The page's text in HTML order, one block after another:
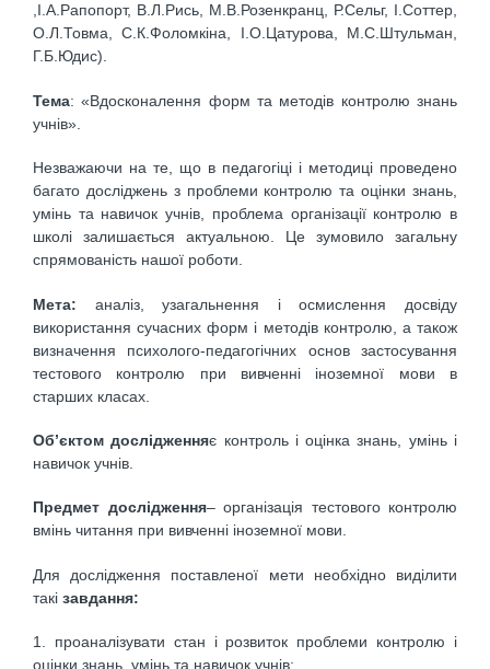
,І.А.Рапопорт, В.Л.Рись, М.В.Розенкранц, Р.Сельг, І.Соттер,
О.Л.Товма, С.К.Фоломкіна, І.О.Цатурова, М.С.Штульман,
Г.Б.Юдис).
Тема: «Вдосконалення форм та методів контролю знань
учнів».
Незважаючи на те, що в педагогіці і методиці проведено
багато досліджень з проблеми контролю та оцінки знань,
умінь та навичок учнів, проблема організації контролю в
школі залишається актуальною. Це зумовило загальну
спрямованість нашої роботи.
Мета: аналіз, узагальнення і осмислення досвіду
використання сучасних форм і методів контролю, а також
визначення психолого-педагогічних основ застосування
тестового контролю при вивченні іноземної мови в
старших класах.
Об’єктом дослідженняє контроль і оцінка знань, умінь і
навичок учнів.
Предмет дослідження– організація тестового контролю
вмінь читання при вивченні іноземної мови.
Для дослідження поставленої мети необхідно виділити
такі завдання:
1. проаналізувати стан і розвиток проблеми контролю і
оцінки знань, умінь та навичок учнів;